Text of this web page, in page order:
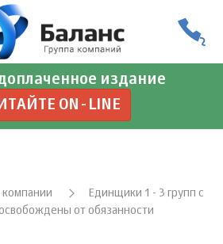
издание
ON-LINE
компании
Единщики 1 - 3 групп с
от обязанности